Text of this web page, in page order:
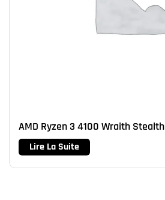
AMD Ryzen 3 4100 Wraith Stealth
Lire La Suite